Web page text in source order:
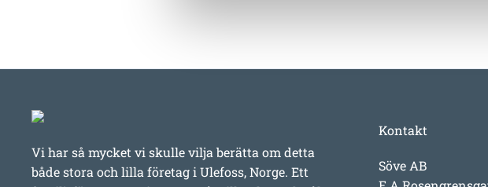
Vi har så mycket vi skulle vilja berätta om detta
både stora och lilla företag i Ulefoss, Norge. Ett
Kontakt
Söve AB